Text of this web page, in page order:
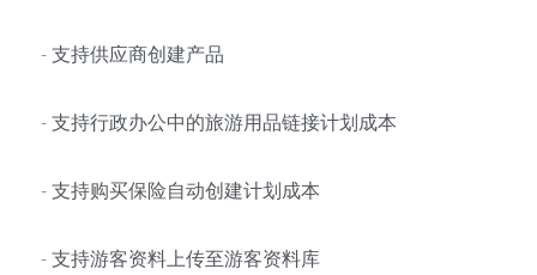
- 支持供应商创建产品
- 支持行政办公中的旅游用品链接计划成本
- 支持购买保险自动创建计划成本
- 支持游客资料上传至游客资料库